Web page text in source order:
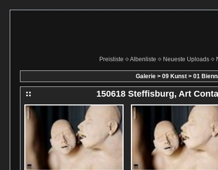
Preisliste Albenliste Neueste Uploads
Galerie> 09 Kunst> 01
150618 Steffisburg, Art